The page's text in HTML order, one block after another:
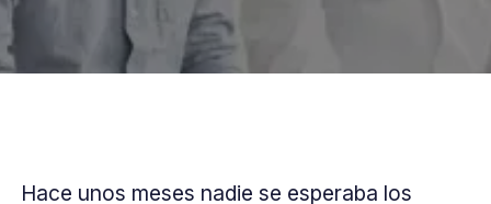
Hace unos meses nadie se esperaba los